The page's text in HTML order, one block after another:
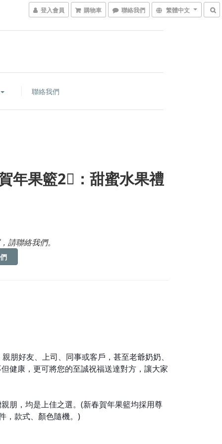
登入會員 購物車 聯絡我們 繁體中文
聯絡我們
年果籃2⃣：甜蜜水果禮
請聯絡我們。
朋好友、上司、同事或客戶，甚至老爺奶奶、
健康，更可將您的至誠祝福送達對方，讓大家
朋，均是上佳之選。(新春賀年果籃均採用尊
，款式、顏色隨機。)